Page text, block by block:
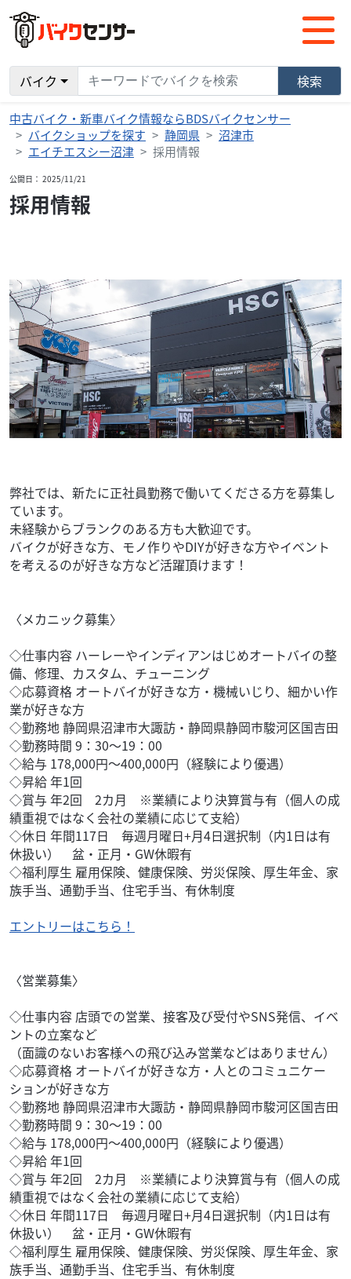
バイク 検索
中古バイク・新車バイク情報ならBDSバイクセンサー
バイクショップを探す
静岡県
沼津市
エイチエスシー沼津
採用情報
公開日： 2025/11/21
採用情報
弊社では、新たに正社員勤務で働いてくださる方を募集し
ています。
未経験からブランクのある方も大歓迎です。
バイクが好きな方、モノ作りやDIYが好きな方やイベント
を考えるのが好きな方など活躍頂けます！
〈メカニック募集〉
◇仕事内容 ハーレーやインディアンはじめオートバイの整
備、修理、カスタム、チューニング
◇応募資格 オートバイが好きな方・機械いじり、細かい作
業が好きな方
◇勤務地 静岡県沼津市大諏訪・静岡県静岡市駿河区国吉田
◇勤務時間 9：30～19：00
◇給与 178,000円～400,000円（経験により優遇）
◇昇給 年1回
◇賞与 年2回 2カ月 ※業績により決算賞与有（個人の成
績重視ではなく会社の業績に応じて支給）
◇休日 年間117日 毎週月曜日+月4日選択制（内1日は有
休扱い） 盆・正月・GW休暇有
◇福利厚生 雇用保険、健康保険、労災保険、厚生年金、家
族手当、通勤手当、住宅手当、有休制度
エントリーはこちら！
〈営業募集〉
◇仕事内容 店頭での営業、接客及び受付やSNS発信、イベ
ントの立案など
（面識のないお客様への飛び込み営業などはありません）
◇応募資格 オートバイが好きな方・人とのコミュニケー
ションが好きな方
◇勤務地 静岡県沼津市大諏訪・静岡県静岡市駿河区国吉田
◇勤務時間 9：30～19：00
◇給与 178,000円～400,000円（経験により優遇）
◇昇給 年1回
◇賞与 年2回 2カ月 ※業績により決算賞与有（個人の成
績重視ではなく会社の業績に応じて支給）
◇休日 年間117日 毎週月曜日+月4日選択制（内1日は有
休扱い） 盆・正月・GW休暇有
◇福利厚生 雇用保険、健康保険、労災保険、厚生年金、家
族手当、通勤手当、住宅手当、有休制度